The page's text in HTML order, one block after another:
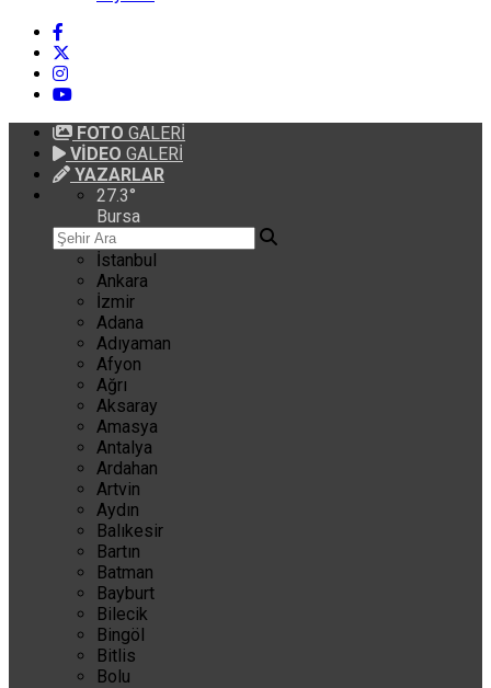
FOTO GALERİ
VİDEO GALERİ
YAZARLAR
27.3°
Bursa
İstanbul
Ankara
İzmir
Adana
Adıyaman
Afyon
Ağrı
Aksaray
Amasya
Antalya
Ardahan
Artvin
Aydın
Balıkesir
Bartın
Batman
Bayburt
Bilecik
Bingöl
Bitlis
Bolu